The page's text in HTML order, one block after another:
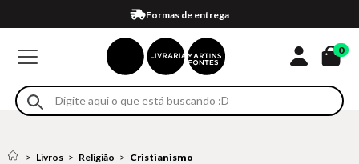
Formas de entrega
Compra 100% segura
Em até 4x sem juros no cartão*
Retire na loja
Eventos
0
Livros Religião Cristianismo